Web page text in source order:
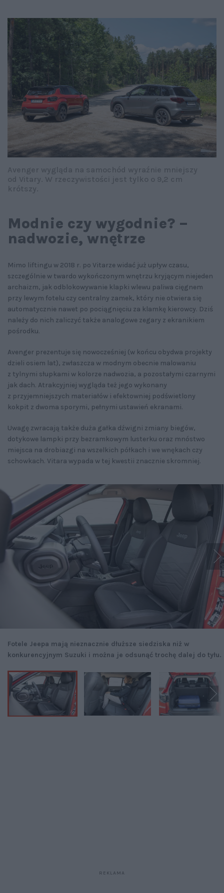
Modnie czy wygodnie? –
nadwozie, wnętrze
Mimo liftingu w 2018 r. po Vitarze widać już upływ czasu,
szczególnie w twardo wykończonym wnętrzu kryjącym niejeden
archaizm, jak odblokowywanie klapki wlewu paliwa cięgnem
przy lewym fotelu czy centralny zamek, który nie otwiera się
automatycznie nawet po pociągnięciu za klamkę kierowcy. Dziś
należy do nich zaliczyć także analogowe zegary z ekranikiem
pośrodku.
Avenger prezentuje się nowocześniej (w końcu obydwa projekty
dzieli osiem lat), zwłaszcza w modnym obecnie malowaniu
z tylnymi słupkami w kolorze nadwozia, a pozostałymi czarnymi
jak dach. Atrakcyjniej wygląda też jego wykonany
z przyjemniejszych materiałów i efektowniej podświetlony
kokpit z dwoma sporymi, pełnymi ustawień ekranami.
Uwagę zwracają także duża gałka dźwigni zmiany biegów,
dotykowe lampki przy bezramkowym lusterku oraz mnóstwo
miejsca na drobiazgi na wszelkich półkach i we wnękach czy
schowkach. Vitara wypada w tej kwestii znacznie skromniej.
Fotele Jeepa mają nieznacznie dłuższe siedziska niż w
konkurencyjnym Suzuki i można je odsunąć trochę dalej do tyłu.